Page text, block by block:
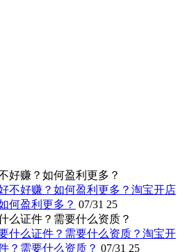
好赚？如何盈利更多？
淘宝开店
何盈利更多？ 07/31 25
么证件？需要什么资质？
淘宝开
？需要什么资质？ 07/31 25